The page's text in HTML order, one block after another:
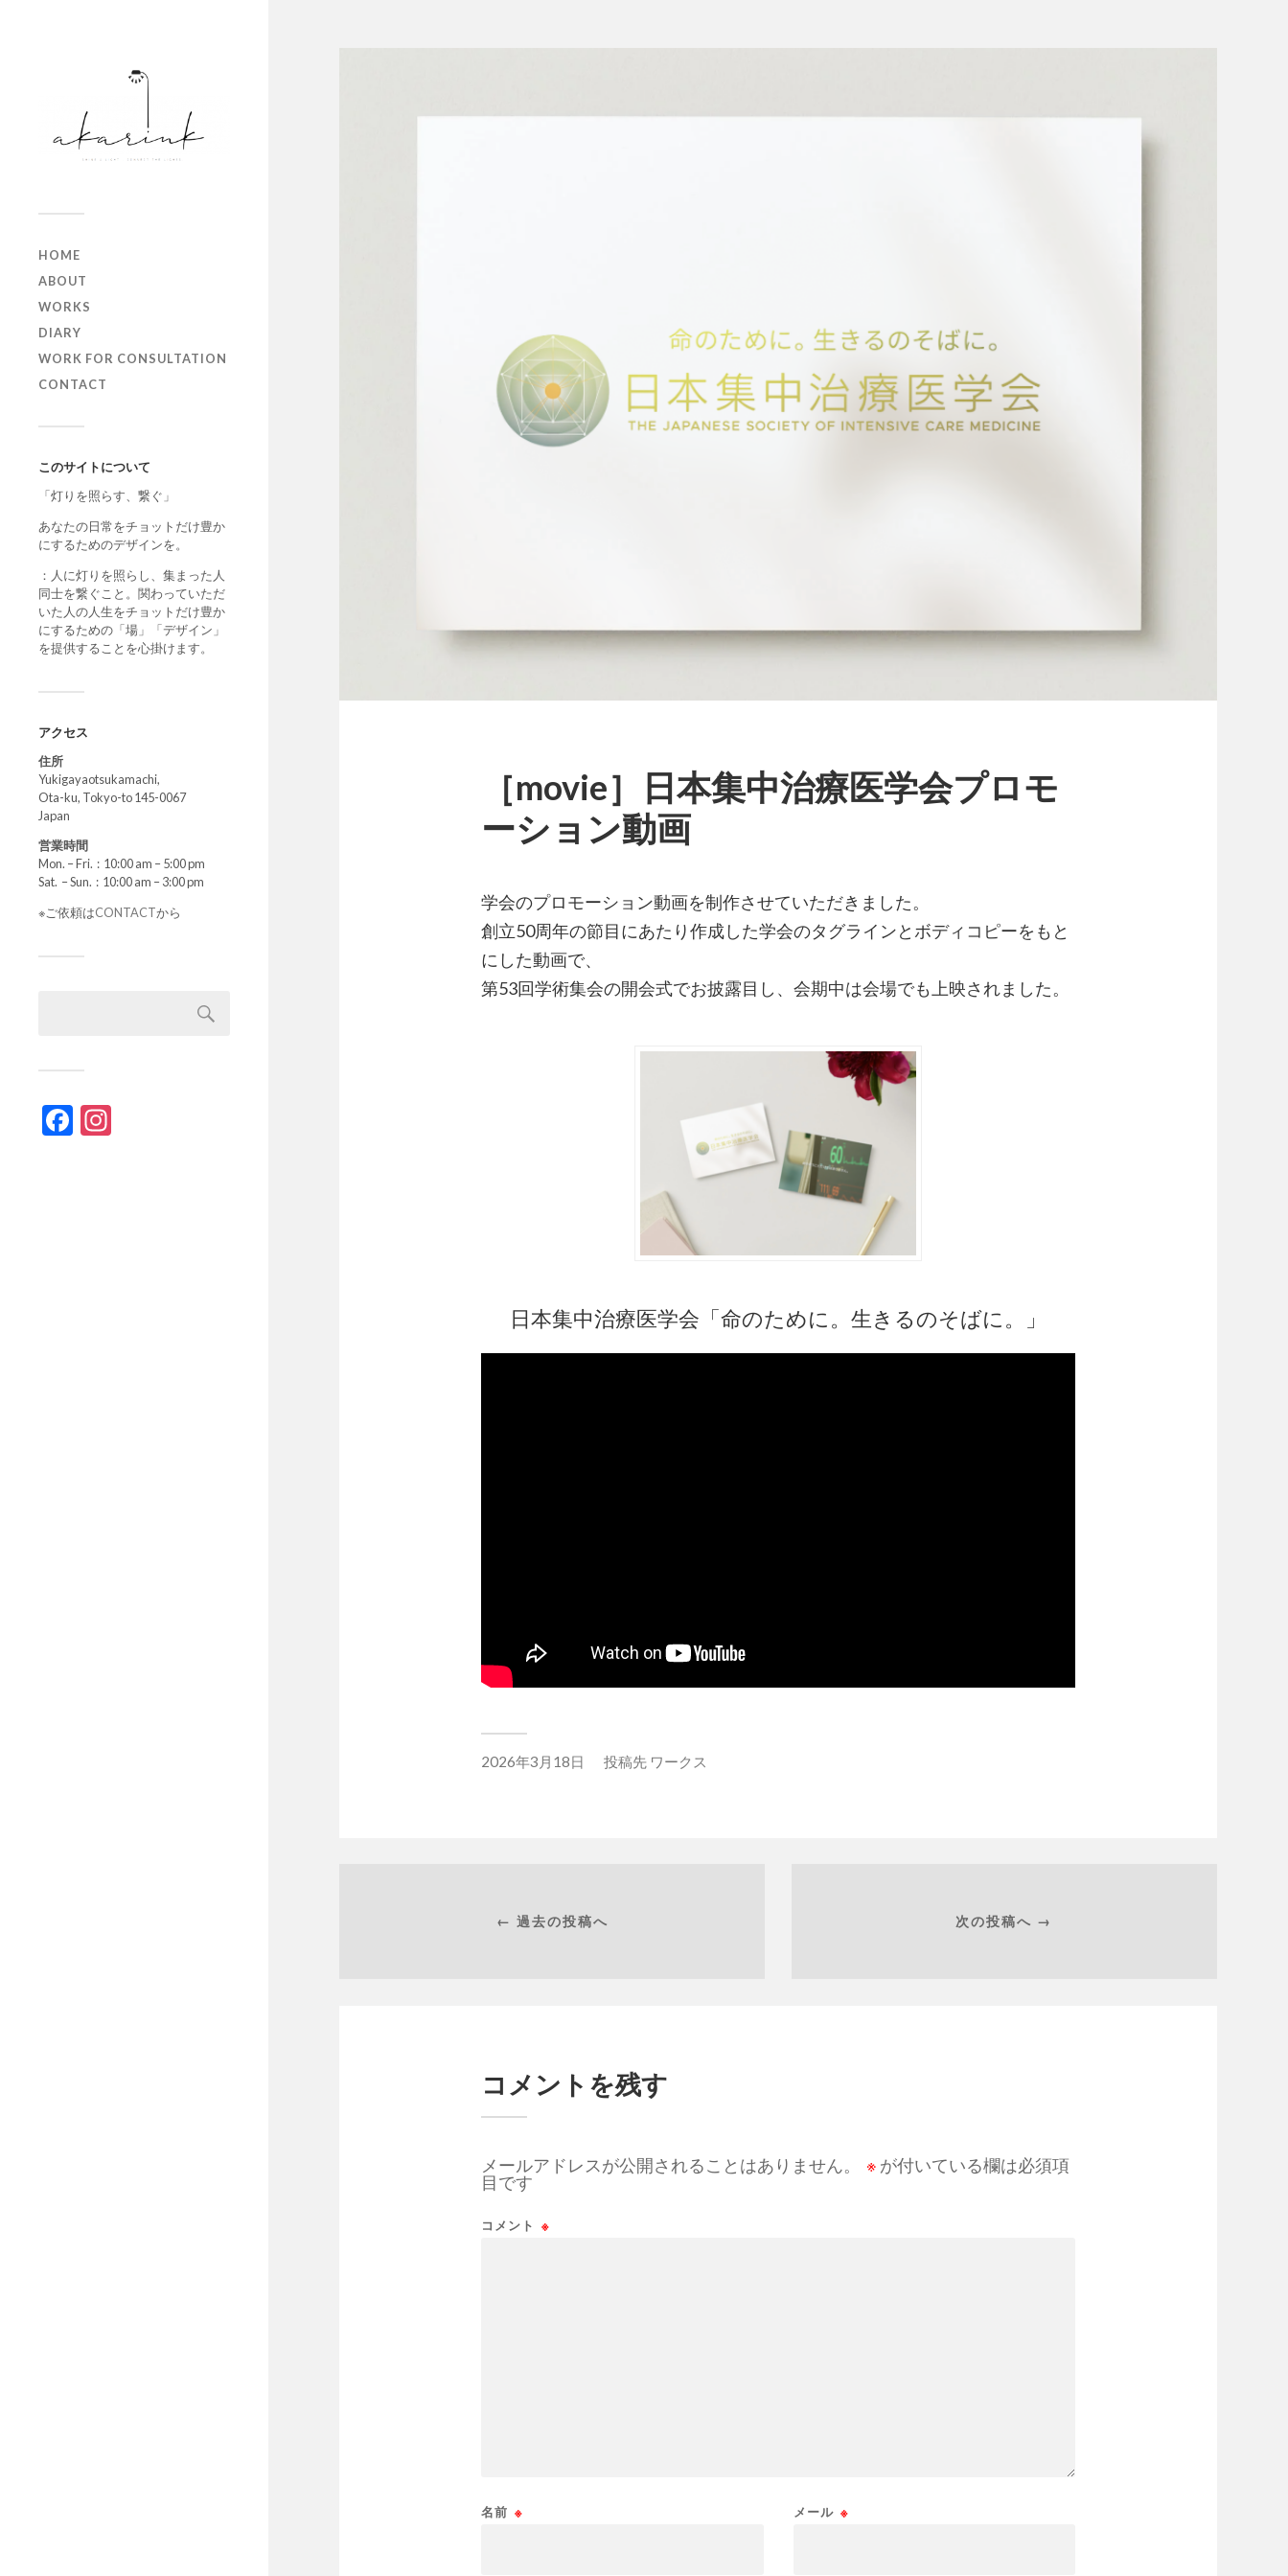
HOME
ABOUT
WORKS
DIARY
WORK FOR CONSULTATION
CONTACT
このサイトについて
「灯りを照らす、繋ぐ」
あなたの日常をチョットだけ豊か
にするためのデザインを。
：人に灯りを照らし、集まった人
同士を繋ぐこと。関わっていただ
いた人の人生をチョットだけ豊か
にするための「場」「デザイン」
を提供することを心掛けます。
アクセス
住所
Yukigayaotsukamachi,
Ota-ku, Tokyo-to 145-0067
Japan
営業時間
Mon. – Fri. : 10:00 am – 5:00 pm
Sat. – Sun. : 10:00 am – 3:00 pm
※ご依頼はCONTACTから
Facebook
［movie］日本集中治療医学会プロモ
ーション動画
学会のプロモーション動画を制作させていただきました。
創立50周年の節目にあたり作成した学会のタグラインとボディコピーをもと
にした動画で、
第53回学術集会の開会式でお披露目し、会期中は会場でも上映されました。
日本集中治療医学会「命のために。生きるのそばに。」
2026年3月18日 投稿先 ワークス
← 過去の投稿へ 次の投稿へ →
コメントを残す
メールアドレスが公開されることはありません。 ※ が付いている欄は必須項
目です
コメント ※
名前 ※ メール ※